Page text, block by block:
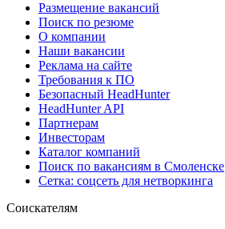
Размещение вакансий
Поиск по резюме
О компании
Наши вакансии
Реклама на сайте
Требования к ПО
Безопасный HeadHunter
HeadHunter API
Партнерам
Инвесторам
Каталог компаний
Поиск по вакансиям в Смоленске
Сетка: соцсеть для нетворкинга
Соискателям